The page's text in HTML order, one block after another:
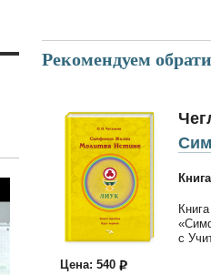
Рекомендуем
с
Цена: 540